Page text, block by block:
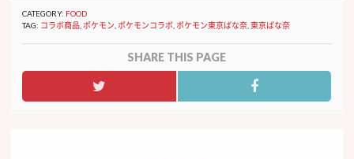
CATEGORY: FOOD
TAG: コラボ商品 ,ポケモン ,ポケモンコラボ ,ポケモン東京ばな奈 ,東京ばな奈
SHARE THIS PAGE